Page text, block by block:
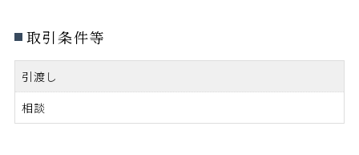
取引条件等
引渡し
相談